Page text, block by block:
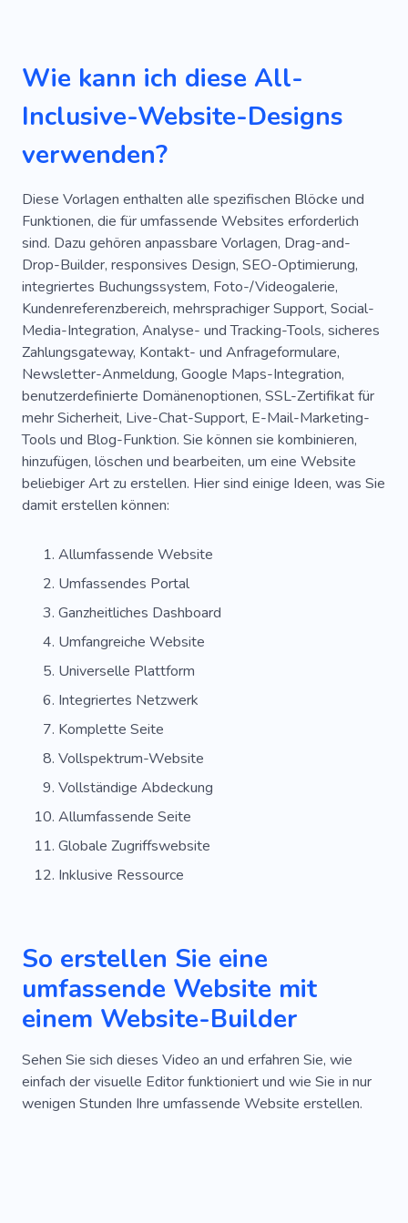
Reiseveranstalter
Reise
Wie kann ich diese All-
Inclusive-Website-Designs
verwenden?
Diese Vorlagen enthalten alle spezifischen Blöcke und
Funktionen, die für umfassende Websites erforderlich
sind. Dazu gehören anpassbare Vorlagen, Drag-and-
Drop-Builder, responsives Design, SEO-Optimierung,
integriertes Buchungssystem, Foto-/Videogalerie,
Kundenreferenzbereich, mehrsprachiger Support, Social-
Media-Integration, Analyse- und Tracking-Tools, sicheres
Zahlungsgateway, Kontakt- und Anfrageformulare,
Newsletter-Anmeldung, Google Maps-Integration,
benutzerdefinierte Domänenoptionen, SSL-Zertifikat für
mehr Sicherheit, Live-Chat-Support, E-Mail-Marketing-
Tools und Blog-Funktion. Sie können sie kombinieren,
hinzufügen, löschen und bearbeiten, um eine Website
beliebiger Art zu erstellen. Hier sind einige Ideen, was Sie
damit erstellen können:
Allumfassende Website
Umfassendes Portal
Ganzheitliches Dashboard
Umfangreiche Website
Universelle Plattform
Integriertes Netzwerk
Komplette Seite
Vollspektrum-Website
Vollständige Abdeckung
Allumfassende Seite
Globale Zugriffswebsite
Inklusive Ressource
So erstellen Sie eine
umfassende Website mit
einem Website-Builder
Sehen Sie sich dieses Video an und erfahren Sie, wie
einfach der visuelle Editor funktioniert und wie Sie in nur
wenigen Stunden Ihre umfassende Website erstellen.